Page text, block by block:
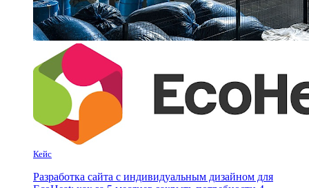
Кейс
Разработка сайта с индивидуальным дизайном для